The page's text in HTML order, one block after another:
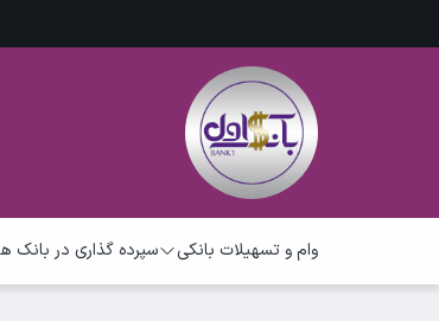
وام و تسهیلات بانکی سپرده گذاری در بانک